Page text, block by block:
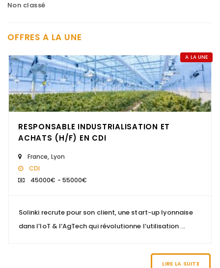
Non classé
OFFRES A LA UNE
A LA UNE
RESPONSABLE INDUSTRIALISATION ET
ACHATS (H/F) EN CDI
France, Lyon
CDI
45000€ - 55000€
Solinki recrute pour son client, une start-up lyonnaise
dans l’IoT & l’AgTech qui révolutionne l’utilisation ...
LIRE LA SUITE
d'informations : https://t.co/n0Y4DiTiSK